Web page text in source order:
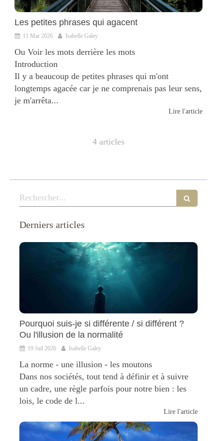
Les petites phrases qui agacent
11 Mar 2026 Isabelle Galey
Ou Voir les mots derrière les mots
Introduction
Il y a beaucoup de petites phrases qui m'ont
longtemps agacée car je ne comprenais pas leur sens,
je m'arrêta...
Lire l'article
4 articles
Rechercher
Derniers articles
Pourquoi suis-je si différente / si différent ?
Ou l'illusion de la normalité
19 Juil 2026 Isabelle Galey
La norme - une illusion - les moutons
Dans nos sociétés, tout tend à définir et à suivre
un cadre, une règle parfois pour notre bien : les
lois, le code de l...
Lire l'article